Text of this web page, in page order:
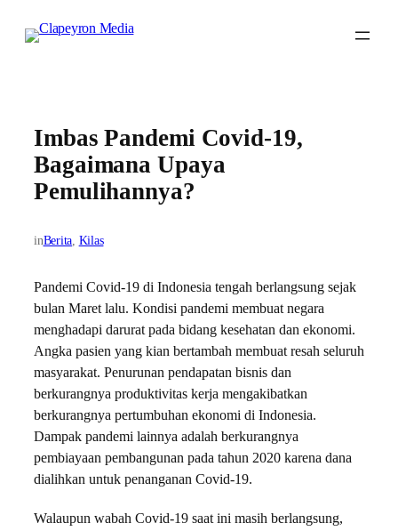
Imbas Pandemi Covid-19,
Bagaimana Upaya
Pemulihannya?
inBerita, Kilas
Pandemi Covid-19 di Indonesia tengah berlangsung sejak
bulan Maret lalu. Kondisi pandemi membuat negara
menghadapi darurat pada bidang kesehatan dan ekonomi.
Angka pasien yang kian bertambah membuat resah seluruh
masyarakat. Penurunan pendapatan bisnis dan
berkurangnya produktivitas kerja mengakibatkan
berkurangnya pertumbuhan ekonomi di Indonesia.
Dampak pandemi lainnya adalah berkurangnya
pembiayaan pembangunan pada tahun 2020 karena dana
dialihkan untuk penanganan Covid-19.
Walaupun wabah Covid-19 saat ini masih berlangsung,